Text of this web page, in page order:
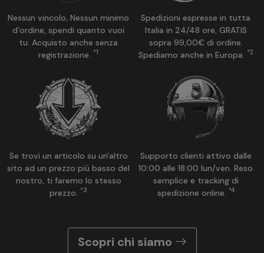
Nessun vincolo, Nessun minimo
d’ordine, spendi quanto vuoi
tu. Acquisto anche senza
registrazione. *1
Spedizioni espresse in tutta
Italia in 24/48 ore, GRATIS
sopra 99,00€ di ordine.
Spediamo anche in Europa. *2
Se trovi un articolo su un'altro
sito ad un prezzo più basso del
nostro, ti faremo lo stesso
prezzo. *3
Supporto clienti attivo dalle
10:00 alle 18:00 lun/ven. Reso
semplice e tracking di
spedizione online. *4
Scopri chi siamo